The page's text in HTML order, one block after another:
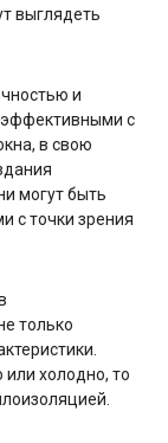
выглядеть
и
эффективными с
в свою
могут быть
с точки зрения
только
холодно, то